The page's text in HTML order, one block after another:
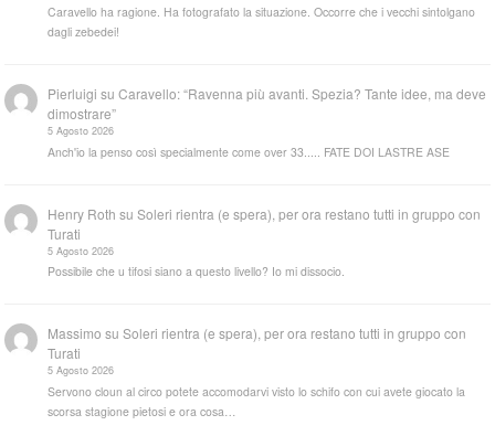
Caravello ha ragione. Ha fotografato la situazione. Occorre che i vecchi sintolgano
dagli zebedei!
Pierluigi suCaravello: “Ravenna più avanti. Spezia? Tante idee, ma deve
dimostrare”
5 Agosto 2026
Anch'io la penso così specialmente come over 33..... FATE DOI LASTRE ASE
Henry Roth suSoleri rientra (e spera), per ora restano tutti in gruppo con
Turati
5 Agosto 2026
Possibile che u tifosi siano a questo livello? Io mi dissocio.
Massimo suSoleri rientra (e spera), per ora restano tutti in gruppo con
Turati
5 Agosto 2026
Servono cloun al circo potete accomodarvi visto lo schifo con cui avete giocato la
scorsa stagione pietosi e ora cosa…